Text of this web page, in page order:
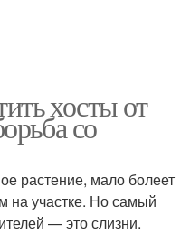
хосты от
со
растение, мало болеет
на участке. Но самый
— это слизни.